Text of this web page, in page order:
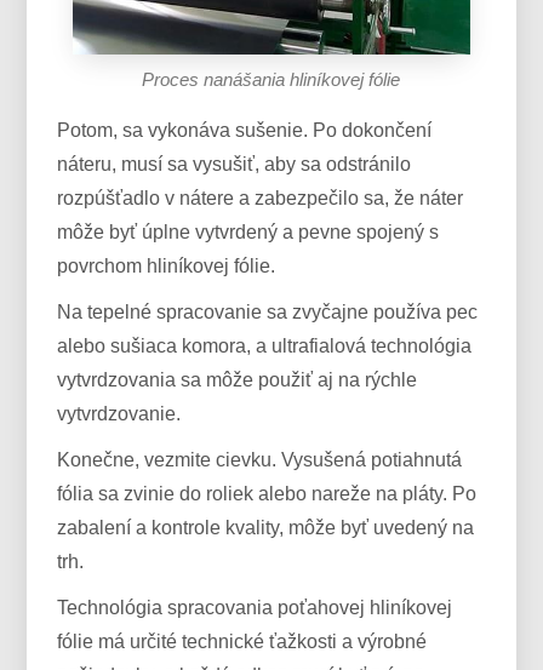
Proces nanášania hliníkovej fólie
Potom, sa vykonáva sušenie. Po dokončení
náteru, musí sa vysušiť, aby sa odstránilo
rozpúšťadlo v nátere a zabezpečilo sa, že náter
môže byť úplne vytvrdený a pevne spojený s
povrchom hliníkovej fólie.
Na tepelné spracovanie sa zvyčajne používa pec
alebo sušiaca komora, a ultrafialová technológia
vytvrdzovania sa môže použiť aj na rýchle
vytvrdzovanie.
Konečne, vezmite cievku. Vysušená potiahnutá
fólia sa zvinie do roliek alebo nareže na pláty. Po
zabalení a kontrole kvality, môže byť uvedený na
trh.
Technológia spracovania poťahovej hliníkovej
fólie má určité technické ťažkosti a výrobné